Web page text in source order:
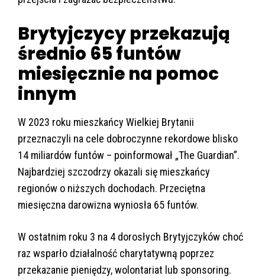
Brytyjczycy przekazują
średnio 65 funtów
miesięcznie na pomoc
innym
W 2023 roku mieszkańcy Wielkiej Brytanii
przeznaczyli na cele dobroczynne rekordowe blisko
14 miliardów funtów – poinformował „The Guardian”.
Najbardziej szczodrzy okazali się mieszkańcy
regionów o niższych dochodach. Przeciętna
miesięczna darowizna wyniosła 65 funtów.
W ostatnim roku 3 na 4 dorosłych Brytyjczyków choć
raz wsparło działalność charytatywną poprzez
przekazanie pieniędzy, wolontariat lub sponsoring.